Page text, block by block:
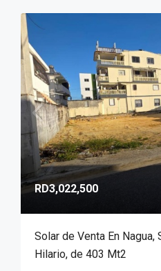
RD3,022,500
Solar de Venta En
Hilario, de 403 Mt2